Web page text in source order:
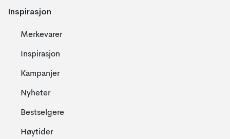
Inspirasjon
Merkevarer
Inspirasjon
Kampanjer
Nyheter
Bestselgere
Høytider